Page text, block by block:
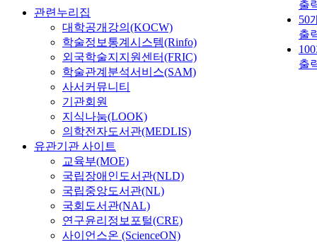
출
50
출
출
관련누리집
대학공개강의(KOCW)
학술정보통계시스템(Rinfo)
외국학술지지원센터(FRIC)
학술관계분석서비스(SAM)
사서커뮤니티
기관회원
지식나눔(LOOK)
의학전자도서관(MEDLIS)
유관기관 사이트
교육부(MOE)
국립장애인도서관(NLD)
국립중앙도서관(NL)
국회도서관(NAL)
연구윤리정보포털(CRE)
사이언스온 (ScienceON)